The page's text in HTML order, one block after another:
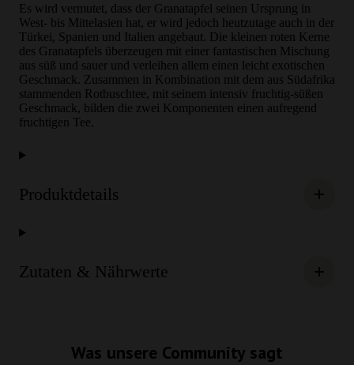
Es wird vermutet, dass der Granatapfel seinen Ursprung in
West- bis Mittelasien hat, er wird jedoch heutzutage auch in der
Türkei, Spanien und Italien angebaut. Die kleinen roten Kerne
des Granatapfels überzeugen mit einer fantastischen Mischung
aus süß und sauer und verleihen allem einen leicht exotischen
Geschmack. Zusammen in Kombination mit dem aus Südafrika
stammenden Rotbuschtee, mit seinem intensiv fruchtig-süßen
Geschmack, bilden die zwei Komponenten einen aufregend
fruchtigen Tee.
Produktdetails
Zutaten & Nährwerte
Was unsere Community sagt